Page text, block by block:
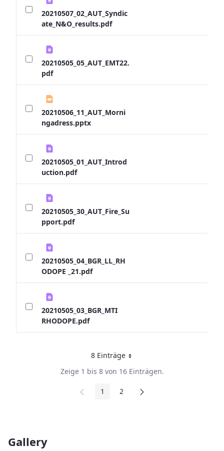
20210507_02_AUT_Syndic
ate_N&O_results.pdf
20210505_05_AUT_EMT22.
pdf
20210506_11_AUT_Morni
ngadress.pptx
20210505_01_AUT_Introd
uction.pdf
20210505_30_AUT_Fire_Su
pport.pdf
20210505_04_BGR_LL_RH
ODOPE _21.pdf
20210505_03_BGR_MTI
RHODOPE.pdf
8 Einträge
Pro Seite
Zeige 1 bis 8 von 16 Einträgen.
Seite
1 Seite
2
Gallery